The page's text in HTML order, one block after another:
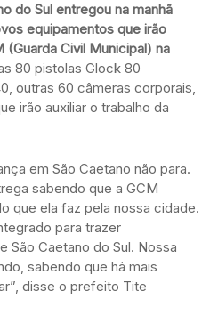
do Sul entregou na manhã
equipamentos que irão
Civil Municipal) na
80 pistolas Glock 80
outras 60 câmeras corporais,
irão auxiliar o trabalho da
em São Caetano não para.
sabendo que a GCM
que ela faz pela nossa cidade.
para trazer
São Caetano do Sul. Nossa
sabendo que há mais
disse o prefeito Tite